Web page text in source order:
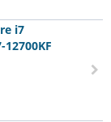
i7
12700KF